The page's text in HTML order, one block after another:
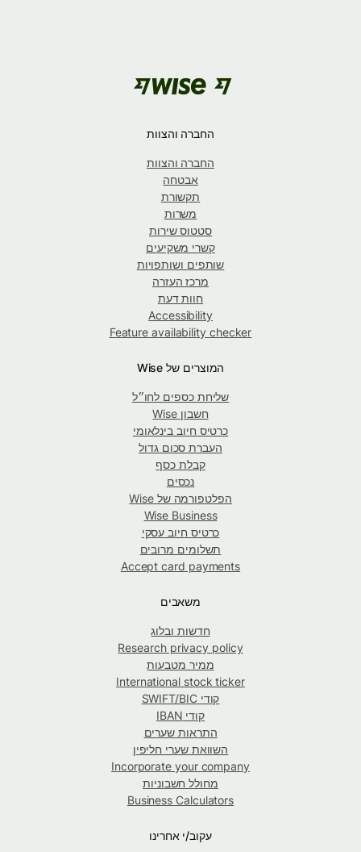
החברה והצוות
החברה והצוות
אבטחה
תקשורת
משרות
סטטוס שירות
קשרי משקיעים
שותפים ושותפויות
מרכז העזרה
חוות דעת
Accessibility
Feature availability checker
המוצרים של Wise
שליחת כספים לחו״ל
חשבון Wise
כרטיס חיוב בינלאומי
העברת סכום גדול
קבלת כסף
נכסים
הפלטפורמה של Wise
Wise Business
כרטיס חיוב עסקי
תשלומים מרובים
Accept card payments
משאבים
חדשות ובלוג
Research privacy policy
ממיר מטבעות
International stock ticker
קודי SWIFT/BIC
קודי IBAN
התראות שערים
השוואת שערי חליפין
Incorporate your company
מחולל חשבוניות
Business Calculators
עקוב/י אחרינו